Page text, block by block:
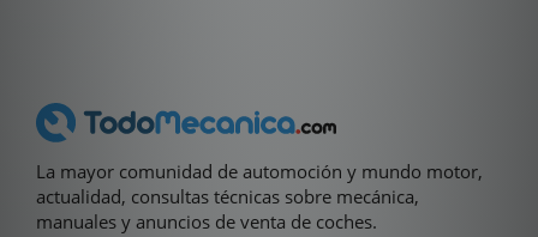
La mayor comunidad de automoción y mundo motor,
actualidad, consultas técnicas sobre mecánica,
manuales y anuncios de venta de coches.